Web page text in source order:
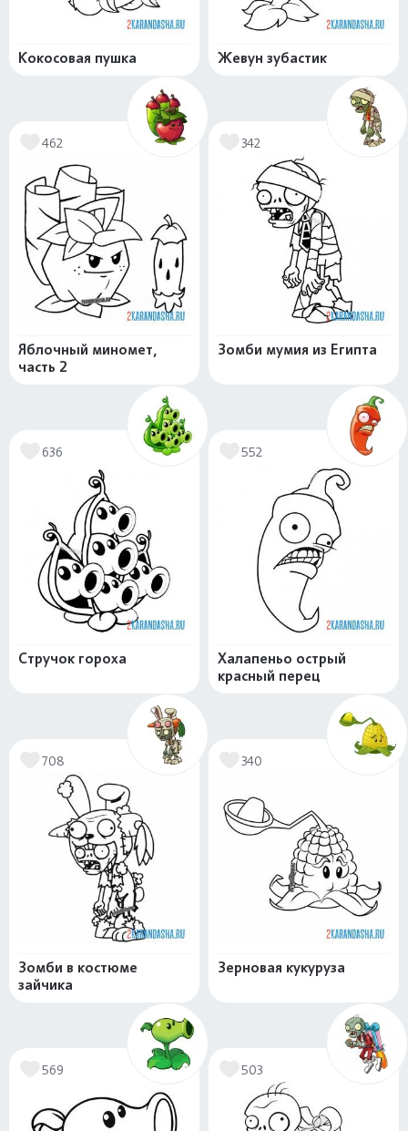
Кокосовая пушка Жевун зубастик
462
Яблочный миномет,
часть 2
342
Зомби мумия из Египта
636
Стручок гороха
552
Халапеньо острый
красный перец
708
Зомби в костюме
зайчика
340
Зерновая кукуруза
569 503